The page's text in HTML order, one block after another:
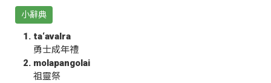
小辭典
ta‘avalra
勇士成年禮
molapangolai
祖靈祭